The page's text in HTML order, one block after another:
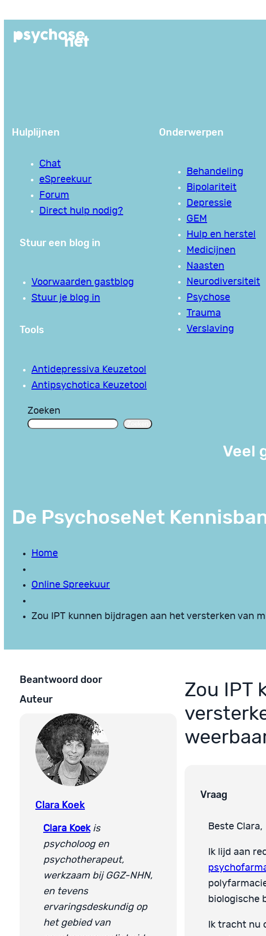
de
Hulplijnen
Chat
eSpreekuur
Forum
Direct hulp nodig?
Stuur een blog in
Voorwaarden gastblog
Stuur je blog in
Tools
Antidepressiva Keuzetool
Antipsychotica Keuzetool
Onderwerpen
Behandeling
Bipolariteit
Depressie
GEM
Hulp en herstel
Medicijnen
Naasten
Neurodiversiteit
Psychose
Trauma
Verslaving
Zoeken
Veel
De PsychoseNet
Home
Online Spreekuur
Zou IPT kunnen bijdragen aan het versterken van
Beantwoord door
Auteur
Clara Koek
Clara Koek is
psycholoog en
psychotherapeut,
werkzaam bij GGZ-NHN,
en tevens
ervaringsdeskundig op
het gebied van
Zou IPT
Vraag
Beste Clara,
Ik lijd aan
biologische
Ik tracht nu